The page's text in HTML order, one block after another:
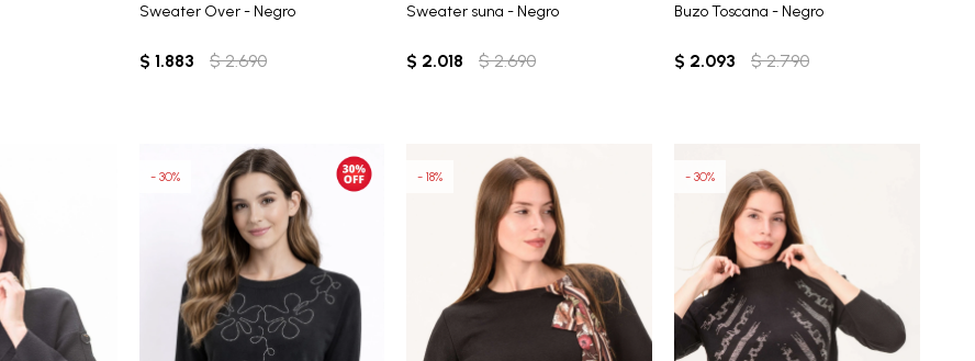
Sweater Over - Negro
$ 1.883 $ 2.690
Sweater suna - Negro
$ 2.018 $ 2.690
Buzo Toscana - Negro
$ 2.093 $ 2.790
30 18 30